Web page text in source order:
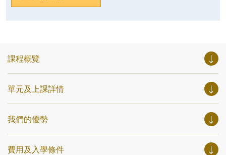
課程概覽
單元及上課詳情
我們的優勢
費用及入學條件